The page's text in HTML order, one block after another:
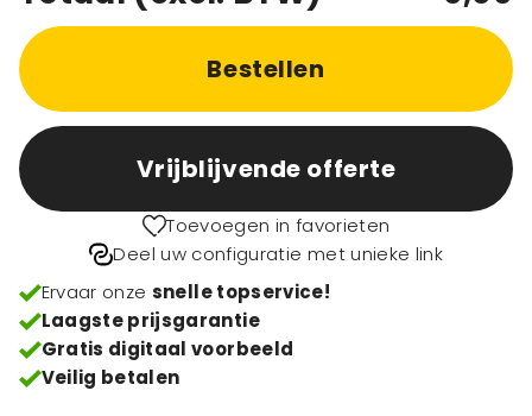
Bestellen
Vrijblijvende offerte
Toevoegen in favorieten
Deel uw configuratie met unieke link
Ervaar onze snelle topservice!
Laagste prijsgarantie
Gratis digitaal voorbeeld
Veilig betalen